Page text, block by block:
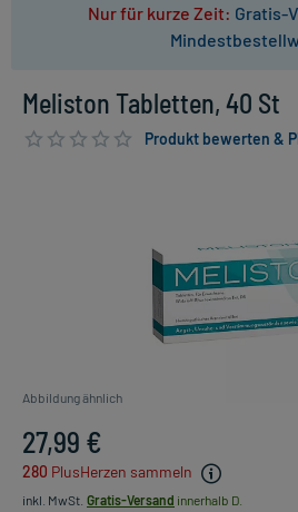
Nur für kurze Zeit: Gratis-
Meliston Tabletten, 40 St
Produkt bewerten &
Abbildung ähnlich
27,99 €
280 PlusHerzen sammeln
inkl. MwSt. Gratis-Versand innerhalb D.